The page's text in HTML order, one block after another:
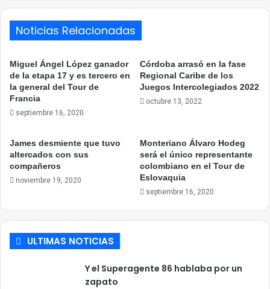
Noticias Relacionadas
Miguel Ángel López ganador
de la etapa 17 y es tercero en
la general del Tour de
Francia
septiembre 16, 2020
Córdoba arrasó en la fase
Regional Caribe de los
Juegos Intercolegiados 2022
octubre 13, 2022
James desmiente que tuvo
altercados con sus
compañeros
noviembre 19, 2020
Monteriano Álvaro Hodeg
será el único representante
colombiano en el Tour de
Eslovaquia
septiembre 16, 2020
ULTIMAS NOTICIAS
Y el Superagente 86 hablaba por un
zapato